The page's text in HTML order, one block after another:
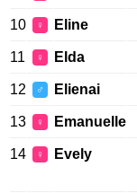
10 ♀ Eline
11 ♀ Elda
12 ♂ Elienai
13 ♀ Emanuelle
14 ♀ Evely